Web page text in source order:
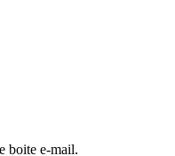
boite e-mail.